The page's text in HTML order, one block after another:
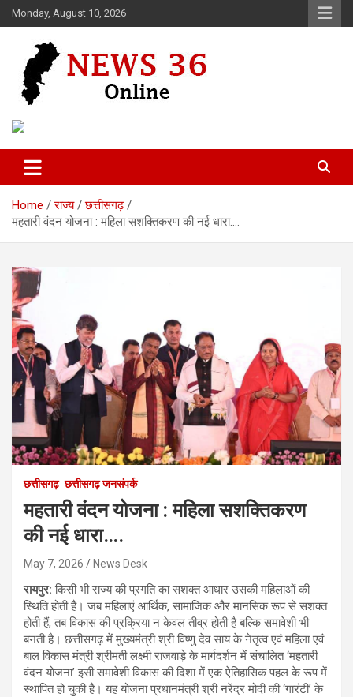
Skip
to
Monday, August 10, 2026
News 36
Home राज्य
छत्तीसगढ़
महतारी वंदन योजना : महिला सशक्तिकरण की नई धारा….
छत्तीसगढ़ छत्तीसगढ़ जनसंपर्क
महतारी वंदन योजना : महिला सशक्तिकरण
की नई धारा….
May 7, 2026 News Desk
रायपुर: किसी भी राज्य की प्रगति का सशक्त आधार उसकी महिलाओं की
स्थिति होती है। जब महिलाएं आर्थिक, सामाजिक और मानसिक रूप से सशक्त
होती हैं, तब विकास की प्रक्रिया न केवल तीव्र होती है बल्कि समावेशी भी
बनती है। छत्तीसगढ़ में मुख्यमंत्री श्री विष्णु देव साय के नेतृत्व एवं महिला एवं
बाल विकास मंत्री श्रीमती लक्ष्मी राजवाड़े के मार्गदर्शन में संचालित ‘महतारी
वंदन योजना’ इसी समावेशी विकास की दिशा में एक ऐतिहासिक पहल के रूप में
स्थापित हो चुकी है। यह योजना प्रधानमंत्री श्री नरेंद्र मोदी की ‘गारंटी’ के